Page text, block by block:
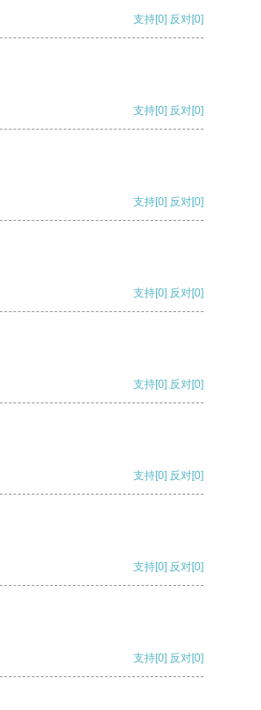
支持[0] 反对[0]
支持[0] 反对[0]
支持[0] 反对[0]
支持[0] 反对[0]
支持[0] 反对[0]
支持[0] 反对[0]
支持[0] 反对[0]
支持[0] 反对[0]